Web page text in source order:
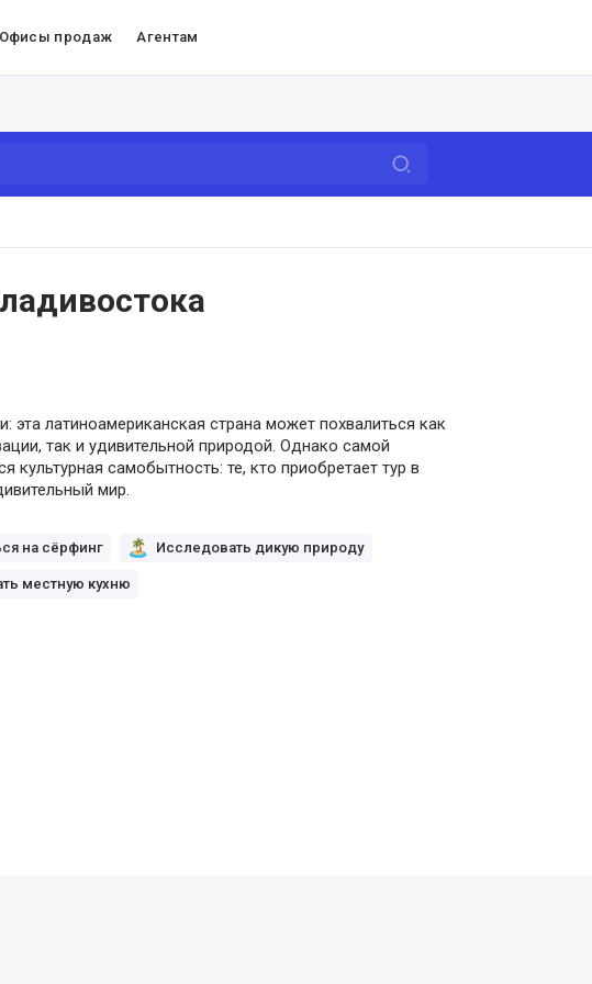
Офисы продаж Агентам
латиноамериканская страна может похвалиться как
так и удивительной природой. Однако самой
культурная самобытность: те, кто приобретает тур в
мир.
на сёрфинг Исследовать дикую природу
местную кухню